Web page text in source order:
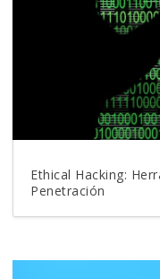
Ethical Hacking:
Penetración